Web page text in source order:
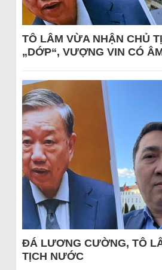
TÔ LÂM VỪA NHẬN CHỦ
„DỚP“, VƯỢNG VIN CÓ
ĐÁ LƯƠNG CƯỜNG, TÔ
TỊCH NƯỚC